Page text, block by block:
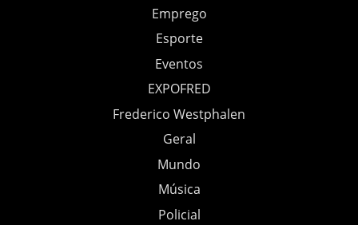
Emprego
Esporte
Eventos
EXPOFRED
Frederico Westphalen
Geral
Mundo
Música
Policial